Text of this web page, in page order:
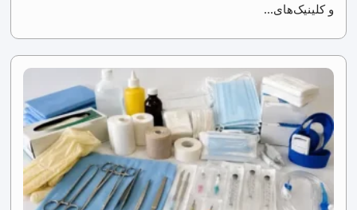
و کلینیک‌های...